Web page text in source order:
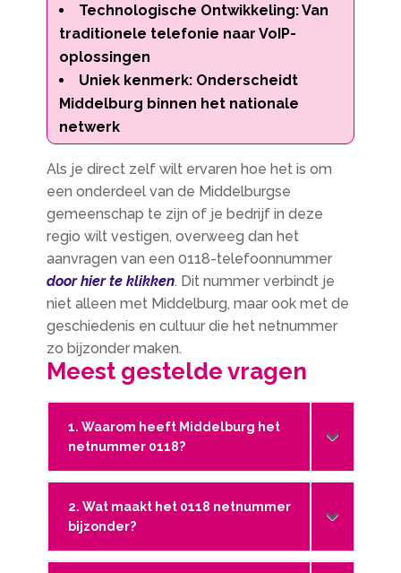
Technologische Ontwikkeling: Van
traditionele telefonie naar VoIP-
oplossingen
Uniek kenmerk: Onderscheidt
Middelburg binnen het nationale
netwerk
Als je direct zelf wilt ervaren hoe het is om
een onderdeel van de Middelburgse
gemeenschap te zijn of je bedrijf in deze
regio wilt vestigen, overweeg dan het
aanvragen van een 0118-telefoonnummer
door hier te klikken. Dit nummer verbindt je
niet alleen met Middelburg, maar ook met de
geschiedenis en cultuur die het netnummer
zo bijzonder maken.
Meest gestelde vragen
1. Waarom heeft Middelburg het
netnummer 0118?
2. Wat maakt het 0118 netnummer
bijzonder?